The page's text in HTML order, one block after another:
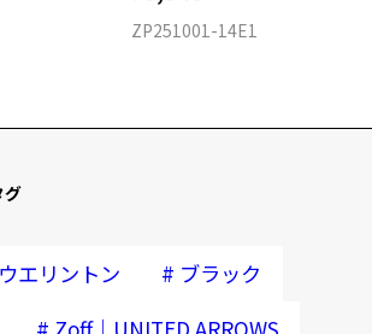
ZP251001-14E1
グ
ウエリントン # ブラック
#